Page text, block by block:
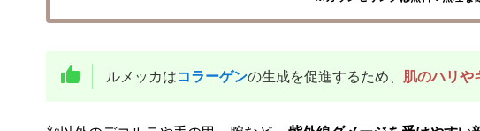
ルメッカはコラーゲンの生成を促進するため、 肌のハリや